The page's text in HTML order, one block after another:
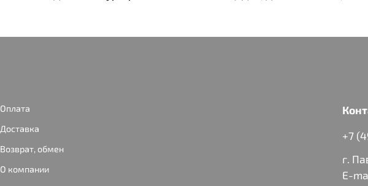
Оплата
Доставка
Возврат, обмен
О компании
+7
г.
E-